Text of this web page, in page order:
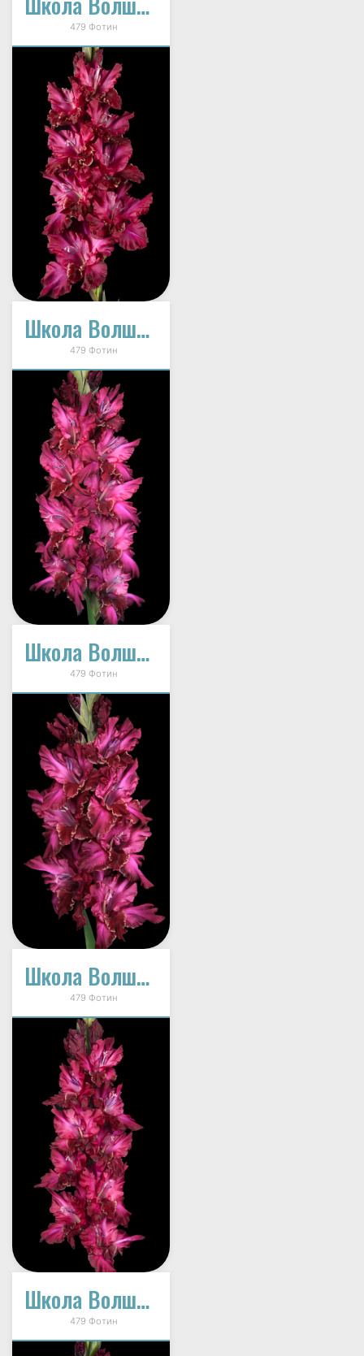
479 Фотин
Школа Волшебства (И-12-33)
479 Фотин
Школа Волшебства (И-12-33)
479 Фотин
Школа Волшебства (И-12-33)
479 Фотин
Школа Волшебства (И-12-33)
479 Фотин